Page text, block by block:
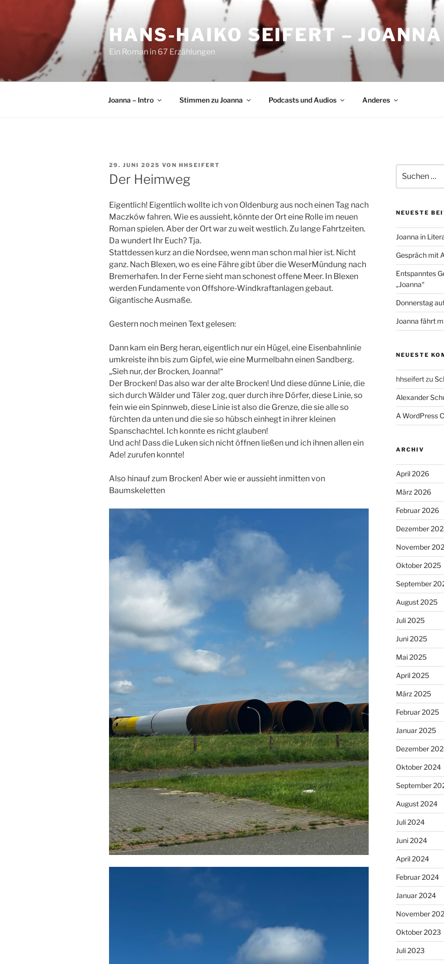
HANS-HAIKO SEIFERT – JOANNA
Ein Roman in 67 Erzählungen
Joanna – Intro Stimmen zu Joanna Podcasts und Audios Anderes
VERÖFFENTLICHT
AM
29. JUNI 2025 VON HHSEIFERT
Der Heimweg
Eigentlich! Eigentlich wollte ich von Oldenburg aus noch einen Tag nach
Maczków fahren. Wie es aussieht, könnte der Ort eine Rolle im neuen
Roman spielen. Aber der Ort war zu weit westlich. Zu lange Fahrtzeiten.
Da wundert Ihr Euch? Tja.
Stattdessen kurz an die Nordsee, wenn man schon mal hier ist. Nicht
ganz. Nach Blexen, wo es eine Fähre gibt über die WeserMündung nach
Bremerhafen. In der Ferne sieht man schonest offene Meer. In Blexen
werden Fundamente von Offshore-Windkraftanlagen gebaut.
Gigantische Ausmaße.
Gestern noch meinen Text gelesen:
Dann kam ein Berg heran, eigentlich nur ein Hügel, eine Eisenbahnlinie
umkreiste ihn bis zum Gipfel, wie eine Murmelbahn einen Sandberg.
„Sieh nur, der Brocken, Joanna!“
Der Brocken! Das also war der alte Brocken! Und diese dünne Linie, die
sich durch Wälder und Täler zog, quer durch ihre Dörfer, diese Linie, so
fein wie ein Spinnweb, diese Linie ist also die Grenze, die sie alle so
fürchten da unten und die sie so hübsch einhegt in ihrer kleinen
Spanschachtel. Ich konnte es nicht glauben!
Und ach! Dass die Luken sich nicht öffnen ließen und ich ihnen allen ein
Ade! zurufen konnte!
Also hinauf zum Brocken! Aber wie er aussieht inmitten von
Baumskeletten
nach:
NEUESTE
Joanna in
Gespräch mit
Entspanntes
„Joanna“
Donnerstag
Joanna fährt
NEUESTE
hhseifertzu
Alexander
A WordPress
ARCHIV
April 2026
März 2026
Februar 2026
Dezember
November
Oktober 2025
September
August 2025
Juli 2025
Juni 2025
Mai 2025
April 2025
März 2025
Februar 2025
Januar 2025
Dezember
Oktober 2024
September
August 2024
Juli 2024
Juni 2024
April 2024
Februar 2024
Januar 2024
November
Oktober 2023
Juli 2023